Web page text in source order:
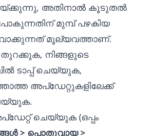
അതിനാൽ കൂടുതൽ
മുമ്പ് പഴകിയ
മൂല്യവത്താണ്.
നിങ്ങളുടെ
ടാപ്പ് ചെയ്യുക,
അപ്‌ഡേറ്റുകളിലേക്ക്
ചെയ്യുക (ഒപ്പം
> പൊതുവായ >